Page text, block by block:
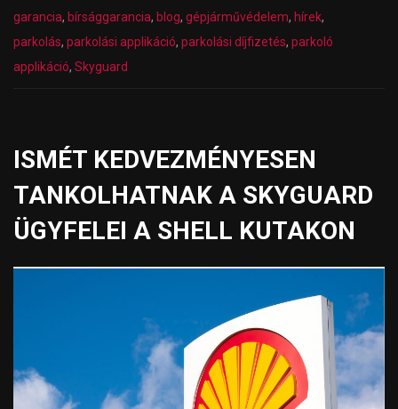
garancia, bírsággarancia, blog, gépjárművédelem, hírek,
parkolás, parkolási applikáció, parkolási díjfizetés, parkoló
applikáció, Skyguard
ISMÉT KEDVEZMÉNYESEN
TANKOLHATNAK A SKYGUARD
ÜGYFELEI A SHELL KUTAKON